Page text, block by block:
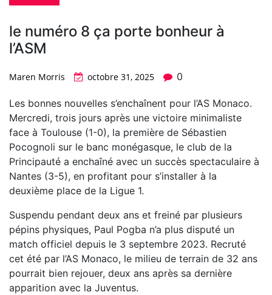
le numéro 8 ça porte bonheur à
l’ASM
Maren Morris octobre 31, 2025 0
Les bonnes nouvelles s’enchaînent pour l’AS Monaco.
Mercredi, trois jours après une victoire minimaliste
face à Toulouse (1-0), la première de Sébastien
Pocognoli sur le banc monégasque, le club de la
Principauté a enchaîné avec un succès spectaculaire à
Nantes (3-5), en profitant pour s’installer à la
deuxième place de la Ligue 1.
Suspendu pendant deux ans et freiné par plusieurs
pépins physiques, Paul Pogba n’a plus disputé un
match officiel depuis le 3 septembre 2023. Recruté
cet été par l’AS Monaco, le milieu de terrain de 32 ans
pourrait bien rejouer, deux ans après sa dernière
apparition avec la Juventus.